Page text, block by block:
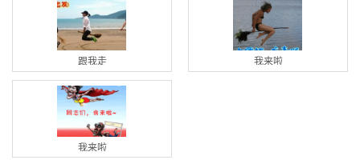
跟我走 我来啦
我来啦